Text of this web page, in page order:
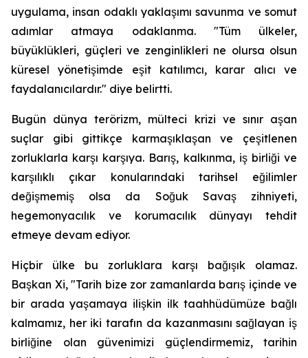
uygulama, insan odaklı yaklaşımı savunma ve somut
adımlar atmaya odaklanma. "Tüm ülkeler,
büyüklükleri, güçleri ve zenginlikleri ne olursa olsun
küresel yönetişimde eşit katılımcı, karar alıcı ve
faydalanıcılardır." diye belirtti.
Bugün dünya terörizm, mülteci krizi ve sınır aşan
suçlar gibi gittikçe karmaşıklaşan ve çeşitlenen
zorluklarla karşı karşıya. Barış, kalkınma, iş birliği ve
karşılıklı çıkar konularındaki tarihsel eğilimler
değişmemiş olsa da Soğuk Savaş zihniyeti,
hegemonyacılık ve korumacılık dünyayı tehdit
etmeye devam ediyor.
Hiçbir ülke bu zorluklara karşı bağışık olamaz.
Başkan Xi, "Tarih bize zor zamanlarda barış içinde ve
bir arada yaşamaya ilişkin ilk taahhüdümüze bağlı
kalmamız, her iki tarafın da kazanmasını sağlayan iş
birliğine olan güvenimizi güçlendirmemiz, tarihin